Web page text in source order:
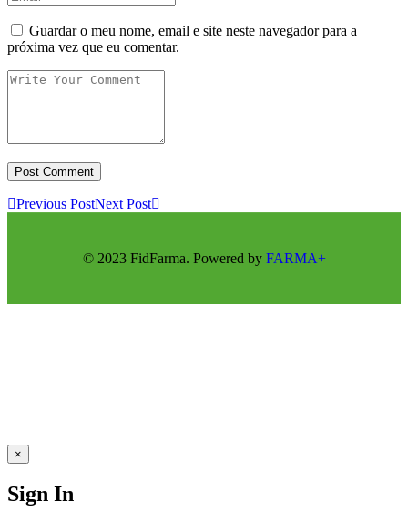
Guardar o meu nome, email e site neste navegador para a
próxima vez que eu comentar.
Previous PostNext Post
© 2023 FidFarma. Powered by FARMA+
×
Sign In